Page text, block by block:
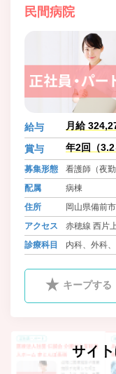
民間病院
給与 月給
賞与 年2回（3.2
募集形態
看護師（夜勤
配属
病棟
住所
岡山県備前市
アクセス
赤穂線 西片
診療科目
内科、外科
キープする